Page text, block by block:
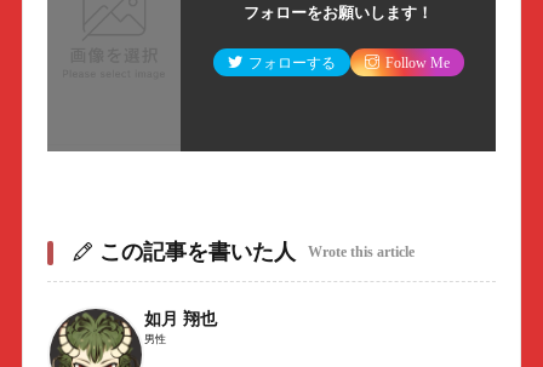
フォローをお願いします！
フォローする Follow Me
この記事を書いた人 Wrote this article
如月 翔也
男性